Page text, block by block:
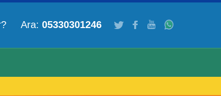
Ara: 05330301246